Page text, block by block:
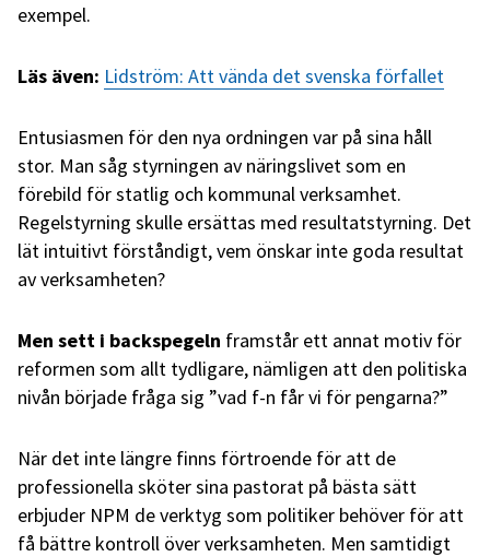
exempel.
Läs även: Lidström: Att vända det svenska förfallet
Entusiasmen för den nya ordningen var på sina håll
stor. Man såg styrningen av näringslivet som en
förebild för statlig och kommunal verksamhet.
Regelstyrning skulle ersättas med resultatstyrning. Det
lät intuitivt förståndigt, vem önskar inte goda resultat
av verksamheten?
Men sett i backspegeln framstår ett annat motiv för
reformen som allt tydligare, nämligen att den politiska
nivån började fråga sig ”vad f-n får vi för pengarna?”
När det inte längre finns förtroende för att de
professionella sköter sina pastorat på bästa sätt
erbjuder NPM de verktyg som politiker behöver för att
få bättre kontroll över verksamheten. Men samtidigt